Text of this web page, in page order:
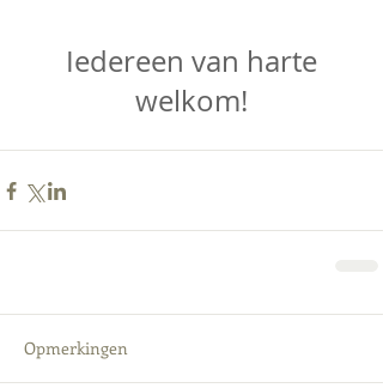
welkom!
Opmerkingen